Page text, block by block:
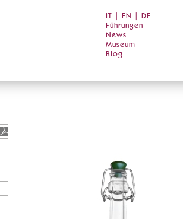
IT EN
DE
Führungen
News
Museum
Blog